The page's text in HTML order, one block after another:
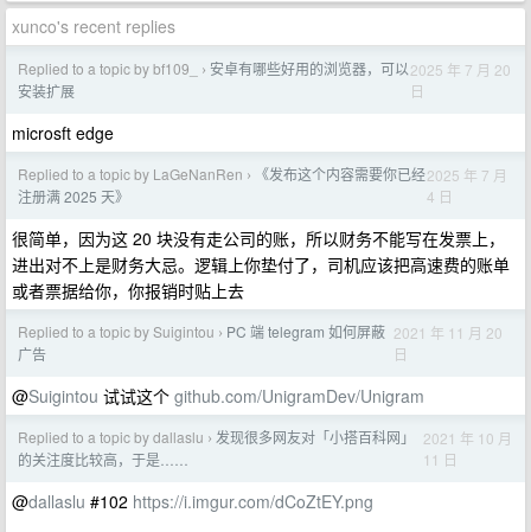
xunco's recent replies
Replied to a topic by bf109_ › 安卓有哪些好用的浏览器，可以
安装扩展
2025 年 7 月 20
日
microsft edge
Replied to a topic by LaGeNanRen ›
《发布这个内容需要你已经
注册满 2025 天》
2025 年 7 月
4 日
很简单，因为这 20 块没有走公司的账，所以财务不能写在发票上，
进出对不上是财务大忌。逻辑上你垫付了，司机应该把高速费的账单
或者票据给你，你报销时贴上去
Replied to a topic by Suigintou › PC 端 telegram 如何屏蔽
广告
2021 年 11 月 20
日
@Suigintou 试试这个 github.com/UnigramDev/Unigram
Replied to a topic by dallaslu › 发现很多网友对「小搭百科网」
的关注度比较高，于是……
2021 年 10 月
11 日
@dallaslu #102 https://i.imgur.com/dCoZtEY.png